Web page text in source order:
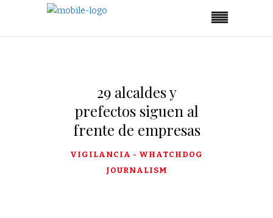
29 alcaldes y
prefectos siguen al
frente de empresas
VIGILANCIA - WHATCHDOG
JOURNALISM